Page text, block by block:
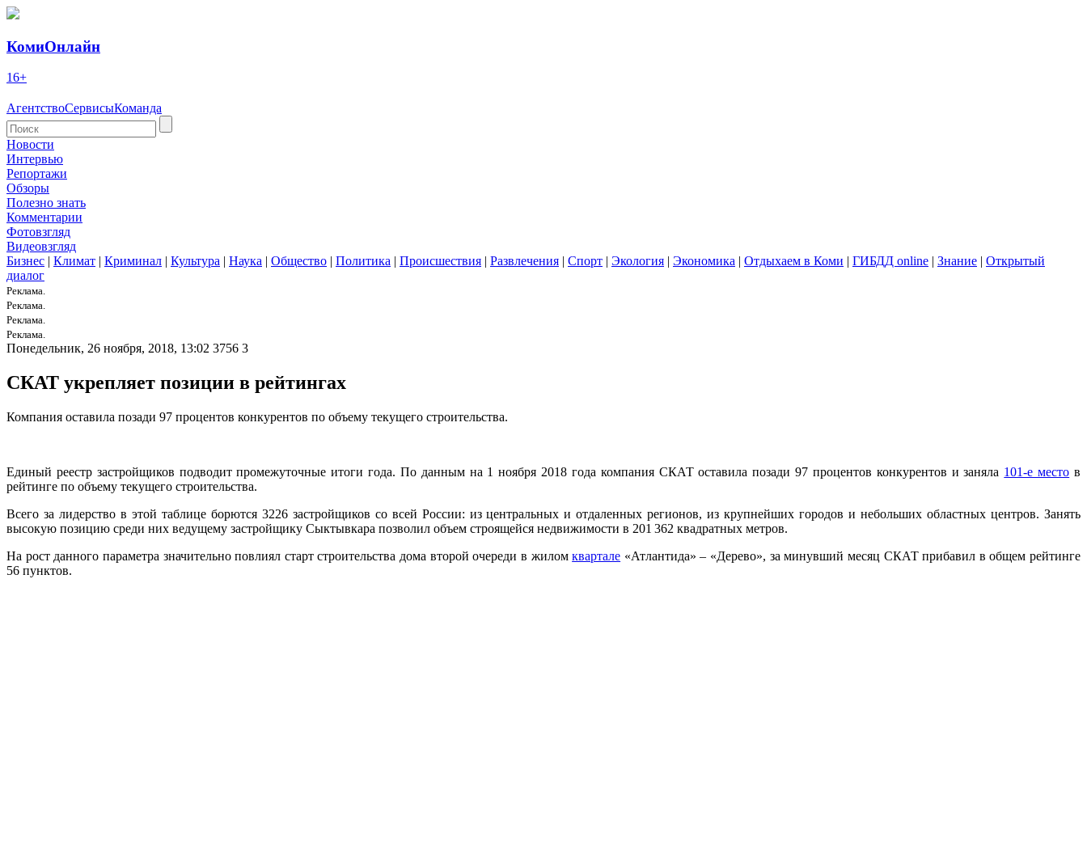
КомиОнлайн
16+
АгентствоСервисыКоманда
Новости
Интервью
Репортажи
Обзоры
Полезно знать
Комментарии
Фотовзгляд
Видеовзгляд
Бизнес | Климат | Криминал | Культура | Наука | Общество | Политика | Происшествия | Развлечения | Спорт | Экология | Экономика | Отдыхаем в Коми | ГИБДД online | Знание | Открытый
диалог
Реклама.
Реклама.
Реклама.
Реклама.
Понедельник, 26 ноября, 2018, 13:02 3756 3
СКАТ укрепляет позиции в рейтингах
Компания оставила позади 97 процентов конкурентов по объему текущего строительства.
Единый реестр застройщиков подводит промежуточные итоги года. По данным на 1 ноября 2018 года компания СКАТ оставила позади 97 процентов конкурентов и заняла 101-е место в
рейтинге по объему текущего строительства.
Всего за лидерство в этой таблице борются 3226 застройщиков со всей России: из центральных и отдаленных регионов, из крупнейших городов и небольших областных центров. Занять
высокую позицию среди них ведущему застройщику Сыктывкара позволил объем строящейся недвижимости в 201 362 квадратных метров.
На рост данного параметра значительно повлиял старт строительства дома второй очереди в жиломквартале «Атлантида» – «Дерево», за минувший месяц СКАТ прибавил в общем рейтинге
56 пунктов.